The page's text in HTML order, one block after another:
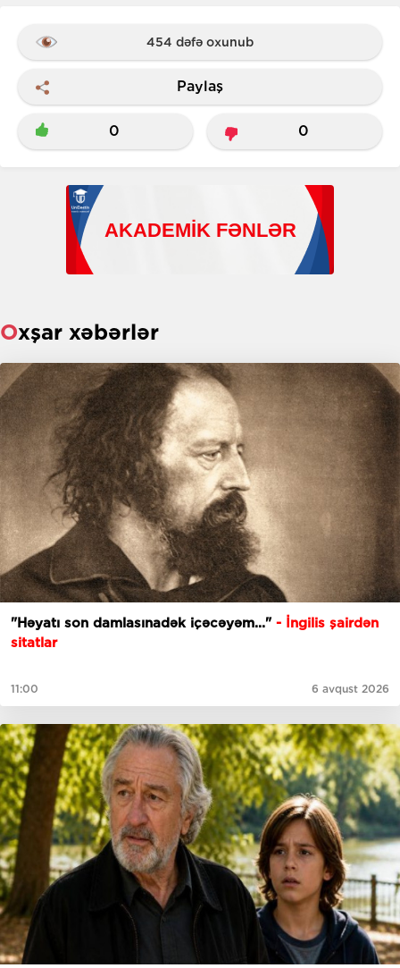
454 dəfə oxunub
Paylaş
0 0
Oxşar xəbərlər
"Həyatı son damlasınadək içəcəyəm..." - İngilis şairdən
sitatlar
11:00 6 avqust 2026